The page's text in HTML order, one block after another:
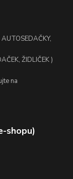
ŽIDLIČEK )
na
shopu)